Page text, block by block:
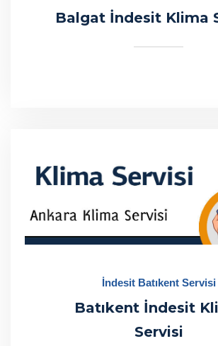
Balgat İndesit Klima
İndesit Batıkent Servisi
Batıkent İndesit
Servisi